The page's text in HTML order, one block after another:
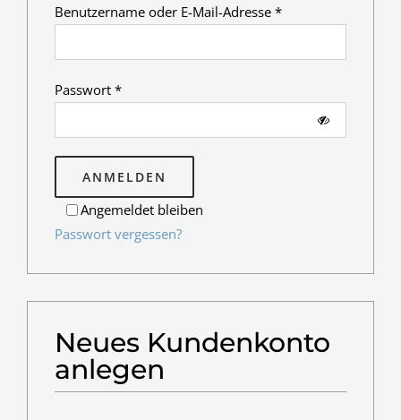
Benutzername oder E-Mail-Adresse *Erforderlich
Passwort *Erforderlich
Angemeldet bleiben
ANMELDEN
Passwort vergessen?
Neues Kundenkonto
anlegen